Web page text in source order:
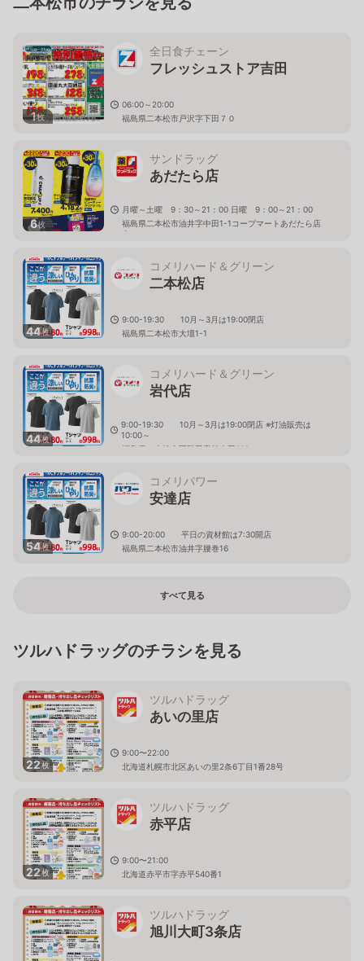
1枚
全日食チェーン
フレッシュストア吉田
06:00～20:00
福島県二本松市戸沢字下田７０
6枚
サンドラッグ
あだたら店
月曜～土曜 9：30～21：00 日曜 9：00～21：00
福島県二本松市油井字中田1-1コープマートあだたら店
内
44枚
コメリハード＆グリーン
二本松店
9:00-19:30 10月～3月は19:00閉店
福島県二本松市大壇1-1
44枚
コメリハード＆グリーン
岩代店
9:00-19:30 10月～3月は19:00閉店 ※灯油販売は
10:00～
福島県二本松市西勝田字柏木田192-1
54枚
コメリパワー
安達店
9:00-20:00 平日の資材館は7:30開店
福島県二本松市油井字腰巻16
すべて見る
ツルハドラッグのチラシを見る
22枚
ツルハドラッグ
あいの里店
9:00〜22:00
北海道札幌市北区あいの里2条6丁目1番28号
22枚
ツルハドラッグ
赤平店
9:00〜21:00
北海道赤平市字赤平540番1
ツルハドラッグ
旭川大町3条店